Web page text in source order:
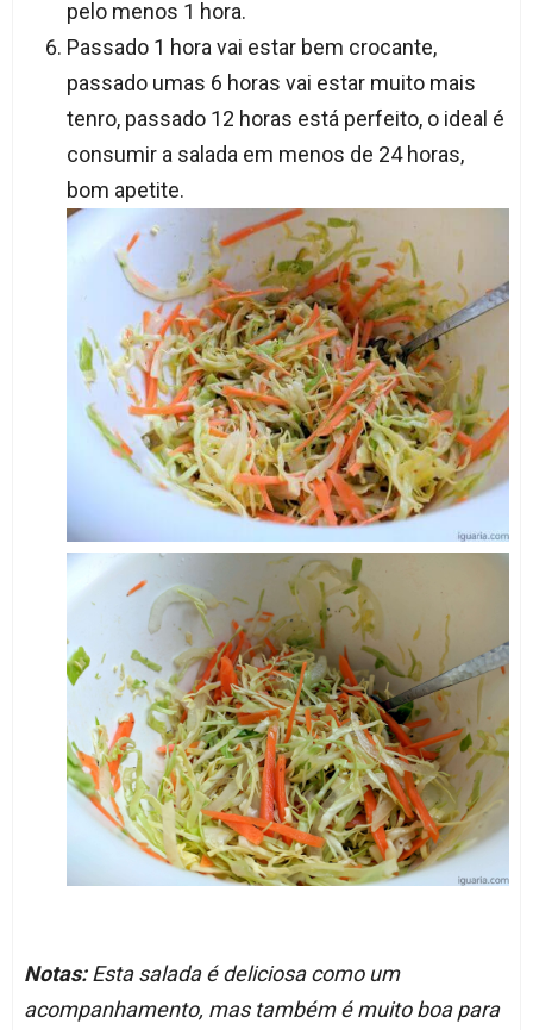
pelo menos 1 hora.
Passado 1 hora vai estar bem crocante,
passado umas 6 horas vai estar muito mais
tenro, passado 12 horas está perfeito, o ideal é
consumir a salada em menos de 24 horas,
bom apetite.
Notas:Esta salada é deliciosa como um
acompanhamento, mas também é muito boa para